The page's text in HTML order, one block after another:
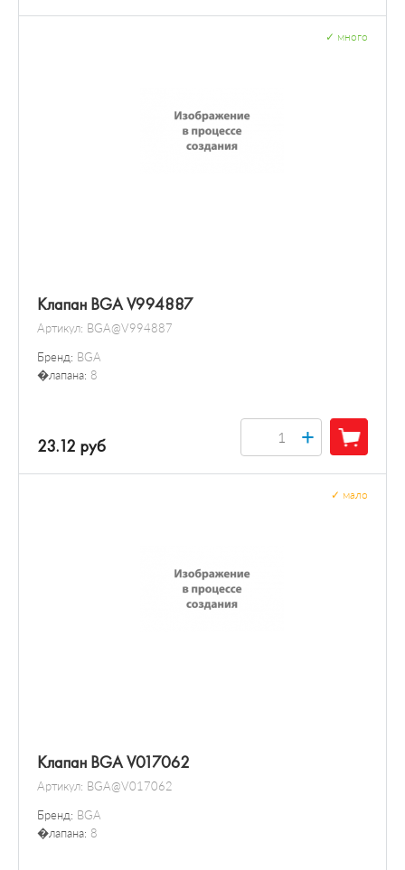
Клапан BGA V994887
Артикул: BGA@V994887
Бренд: BGA
�лапана: 8
много
23.12 руб +
Клапан BGA V017062
Артикул: BGA@V017062
Бренд: BGA
�лапана: 8
мало